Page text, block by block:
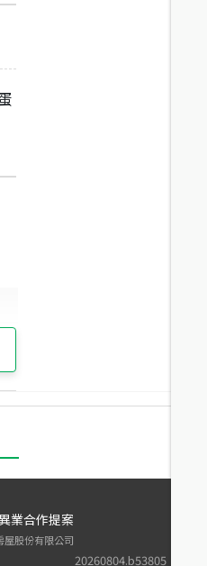
20260804.b53805
業合作提案
屋股份有限公司